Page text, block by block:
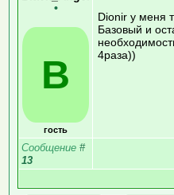
•
B
гость
Dionir у меня
Базовый и
4раза))
Сообщение #
13